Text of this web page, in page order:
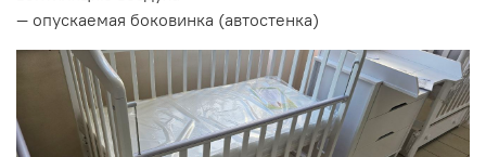
— опускаемая боковинка (автостенка)